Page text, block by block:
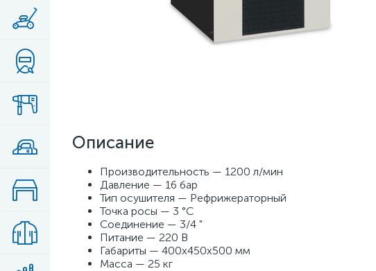
Описание
Производительность — 1200 л/мин
Давление — 16 бар
Тип осушителя — Рефрижераторный
Точка росы — 3 °С
Соединение — 3/4 "
Питание — 220 В
Габариты — 400х450х500 мм
Масса — 25 кг